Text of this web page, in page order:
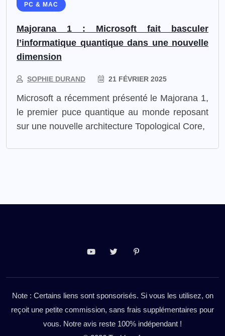
PC & MAC
Majorana 1 : Microsoft fait basculer
l’informatique quantique dans une nouvelle
dimension
SOPHIE DURAND 21 FÉVRIER 2025
Microsoft a récemment présenté le Majorana 1,
le premier puce quantique au monde reposant
sur une nouvelle architecture Topological Core,
Note : Certains liens sont sponsorisés. Si vous les utilisez, on
reçoit une petite commission, sans frais supplémentaires pour
vous. Notre avis reste 100% indépendant !